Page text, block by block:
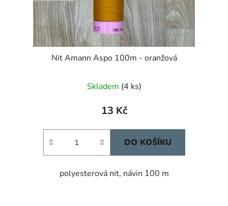
Nit Amann Aspo 100m - oranžová
Skladem (4 ks)
13 Kč
DO KOŠÍKU
polyesterová nit, návin 100 m